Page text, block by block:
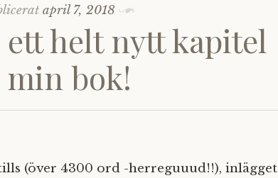
april 7, 2018
helt nytt kapitel
bok!
(över 4300 ord -herreguuud!!), inlägget